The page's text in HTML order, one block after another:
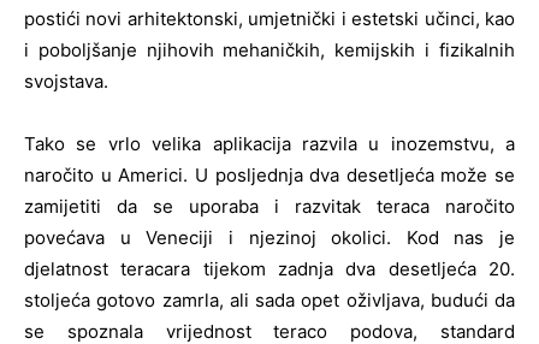
postići novi arhitektonski, umjetnički i estetski učinci, kao
i poboljšanje njihovih mehaničkih, kemijskih i fizikalnih
svojstava.
Tako se vrlo velika aplikacija razvila u inozemstvu, a
naročito u Americi. U posljednja dva desetljeća može se
zamijetiti da se uporaba i razvitak teraca naročito
povećava u Veneciji i njezinoj okolici. Kod nas je
djelatnost teracara tijekom zadnja dva desetljeća 20.
stoljeća gotovo zamrla, ali sada opet oživljava, budući da
se spoznala vrijednost teraco podova, standard